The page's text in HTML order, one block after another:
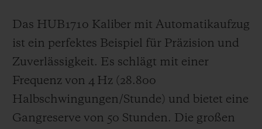
Das HUB1710 Kaliber mit Automatikaufzug
ist ein perfektes Beispiel für Präzision und
Zuverlässigkeit. Es schlägt mit einer
Frequenz von 4 Hz (28.800
Halbschwingungen/Stunde) und bietet eine
Gangreserve von 50 Stunden. Die großen